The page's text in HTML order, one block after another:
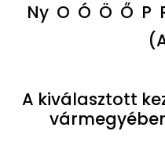
Ny O Ó Ö Ő P
A kiválasztott